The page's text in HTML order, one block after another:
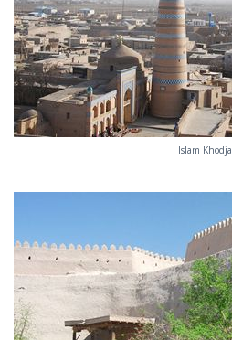
Islam Khodja